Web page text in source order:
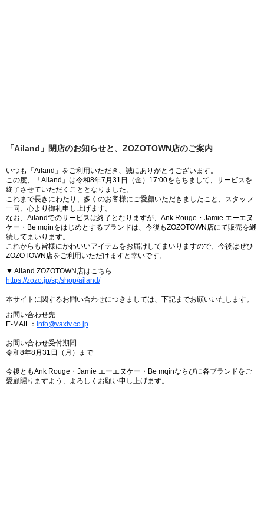
「Ailand」閉店のお知らせと、ZOZOTOWN店のご案内
いつも「Ailand」をご利用いただき、誠にありがとうございます。
この度、「Ailand」は令和8年7月31日（金）17:00をもちまして、サービスを
終了させていただくこととなりました。
これまで長きにわたり、多くのお客様にご愛顧いただきましたこと、スタッフ
一同、心より御礼申し上げます。
なお、Ailandでのサービスは終了となりますが、Ank Rouge・Jamie エーエヌ
ケー・Be mqinをはじめとするブランドは、今後もZOZOTOWN店にて販売を継
続してまいります。
これからも皆様にかわいいアイテムをお届けしてまいりますので、今後はぜひ
ZOZOTOWN店をご利用いただけますと幸いです。
▼ Ailand ZOZOTOWN店はこちら
https://zozo.jp/sp/shop/ailand/
本サイトに関するお問い合わせにつきましては、下記までお願いいたします。
お問い合わせ先
E-MAIL： info@vaxiv.co.jp
お問い合わせ受付期間
令和8年8月31日（月）まで
今後ともAnk Rouge・Jamie エーエヌケー・Be mqinならびに各ブランドをご
愛顧賜りますよう、よろしくお願い申し上げます。